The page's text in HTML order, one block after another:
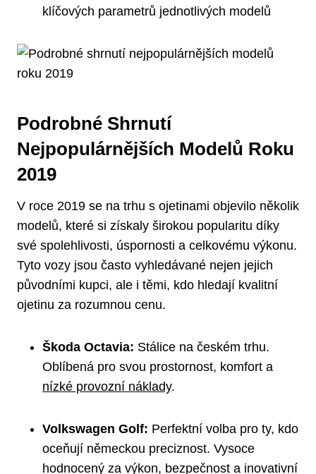
klíčových parametrů jednotlivých modelů
Podrobné Shrnutí
⁢nejpopulárnějších Modelů ‍roku
2019
V roce 2019 se na trhu s ojetinami objevilo několik
modelů, které si získaly​ širokou ‌popularitu díky
své​ spolehlivosti,⁤ úspornosti a ​celkovému výkonu.
Tyto vozy jsou často vyhledávané nejen jejich
původními ⁣kupci, ale⁤ i těmi,⁤ kdo hledají kvalitní
ojetinu za rozumnou cenu.
Škoda Octavia: Stálice⁢ na českém trhu.
Oblíbená pro svou prostornost, komfort‍ a
nízké provozní⁤ náklady.
Volkswagen Golf: Perfektní volba pro ty, kdo
oceňují‌ německou‍ preciznost. Vysoce
hodnocený za výkon, bezpečnost a inovativní